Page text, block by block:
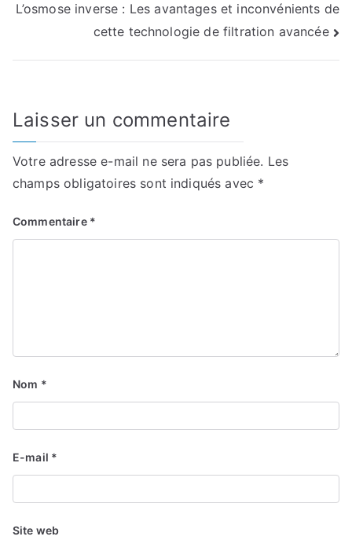
L’osmose inverse : Les avantages et inconvénients de
cette technologie de filtration avancée
Laisser un commentaire
Votre adresse e-mail ne sera pas publiée. Les
champs obligatoires sont indiqués avec *
Commentaire *
Nom *
E-mail *
Site web